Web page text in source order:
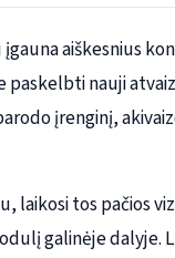
aiškesnius
nauji
įrenginį,
laikosi tos pačios
galinėje